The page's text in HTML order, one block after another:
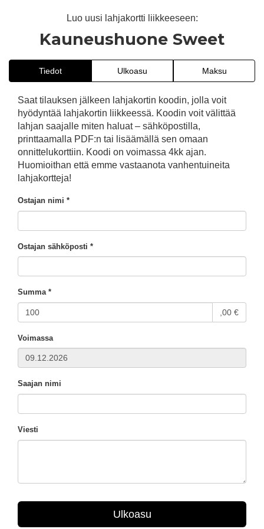
Luo uusi lahjakortti liikkeeseen:
Kauneushuone Sweet
Tiedot Ulkoasu Maksu
Saat tilauksen jälkeen lahjakortin koodin, jolla voit
hyödyntää lahjakortin liikkeessä. Koodin voit välittää
lahjan saajalle miten haluat – sähköpostilla,
printtaamalla PDF:n tai lisäämällä sen omaan
onnittelukorttiin. Koodi on voimassa 4kk ajan.
Huomioithan että emme vastaanota vanhentuineita
lahjakortteja!
Ostajan nimi *
Ostajan sähköposti *
Summa *
,00 €
Voimassa
Saajan nimi
Viesti
Ulkoasu